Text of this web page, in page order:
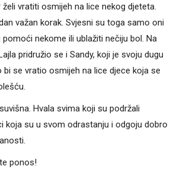
vratiti osmijeh na lice nekog djeteta.
važan korak. Svjesni su toga samo oni
nekome ili ublažiti nečiju bol. Na
pridružio se i Sandy, koji je svoju dugu
bi se vratio osmijeh na lice djece koja se
Hvala svima koji su podržali
koja su u svom odrastanju i odgoju dobro
ponos!